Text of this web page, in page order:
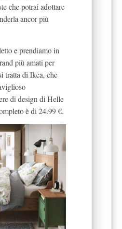
che potrai adottare
ancor più
e prendiamo in
più amati per
tratta di Ikea, che
di design di Helle
è di 24.99 €.